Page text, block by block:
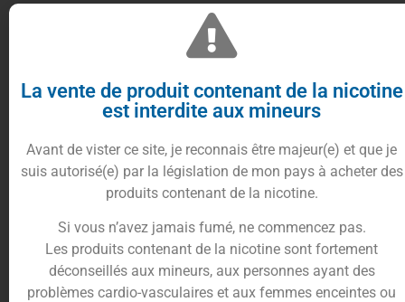
Vous recevrez un flacon de 60 ml avec :
50 ml de e-liquideMonkey Kongde Nova liquides
1 booster de nicotine de 10 ml à 18 mg de nicotine
Verser le booster de nicotine dans le
flacon, secouez et obtenez 60ml de
Monkey Kong en 3mg.
Monkey Kong de Nova Liquides est disponible en
flacon Gorilla avec bouchon dropper
La vente de produit contenant de la nicotine
est interdite aux mineurs
Avant de vister ce site, je reconnais être majeur(e) et que je
suis autorisé(e) par la législation de mon pays à acheter des
produits contenant de la nicotine.
Si vous n’avez jamais fumé, ne commencez pas.
Les produits contenant de la nicotine sont fortement
déconseillés aux mineurs, aux personnes ayant des
problèmes cardio-vasculaires et aux femmes enceintes ou